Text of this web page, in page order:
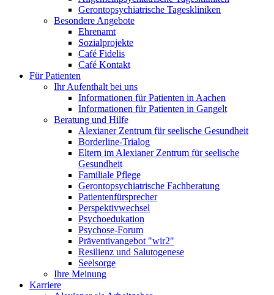
Gerontopsychiatrische Tageskliniken
Besondere Angebote
Ehrenamt
Sozialprojekte
Café Fidelis
Café Kontakt
Für Patienten
Ihr Aufenthalt bei uns
Informationen für Patienten in Aachen
Informationen für Patienten in Gangelt
Beratung und Hilfe
Alexianer Zentrum für seelische Gesundheit
Borderline-Trialog
Eltern im Alexianer Zentrum für seelische
Gesundheit
Familiale Pflege
Gerontopsychiatrische Fachberatung
Patientenfürsprecher
Perspektivwechsel
Psychoedukation
Psychose-Forum
Präventivangebot "wir2"
Resilienz und Salutogenese
Seelsorge
Ihre Meinung
Karriere